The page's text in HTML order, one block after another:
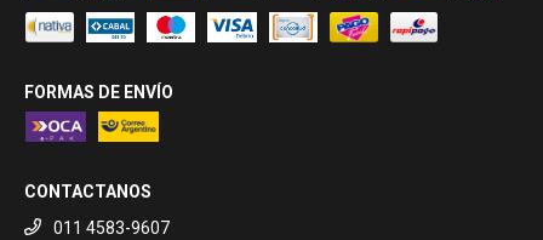
FORMAS DE ENVÍO
CONTACTANOS
011 4583-9607